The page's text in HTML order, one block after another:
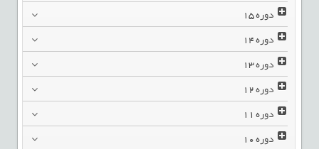
دوره15
دوره14
دوره13
دوره12
دوره11
دوره10